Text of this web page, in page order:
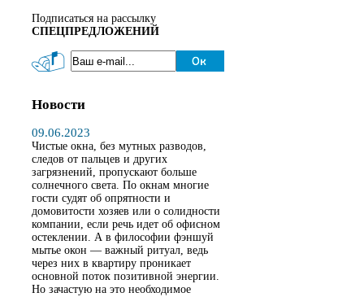
Подписаться на рассылку
СПЕЦПРЕДЛОЖЕНИЙ
Новости
09.06.2023
Чистые окна, без мутных разводов,
следов от пальцев и других
загрязнений, пропускают больше
солнечного света. По окнам многие
гости судят об опрятности и
домовитости хозяев или о солидности
компании, если речь идет об офисном
остеклении. А в философии фэншуй
мытье окон — важный ритуал, ведь
через них в квартиру проникает
основной поток позитивной энергии.
Но зачастую на это необходимое